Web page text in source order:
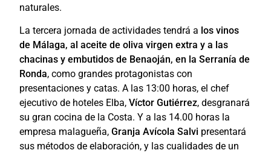
naturales.
La tercera jornada de actividades tendrá a los vinos
de Málaga, al aceite de oliva virgen extra y a las
chacinas y embutidos de Benaoján, en la Serranía de
Ronda, como grandes protagonistas con
presentaciones y catas. A las 13:00 horas, el chef
ejecutivo de hoteles Elba, Víctor Gutiérrez, desgranará
su gran cocina de la Costa. Y a las 14.00 horas la
empresa malagueña,Granja Avícola Salvi presentará
sus métodos de elaboración, y las cualidades de un